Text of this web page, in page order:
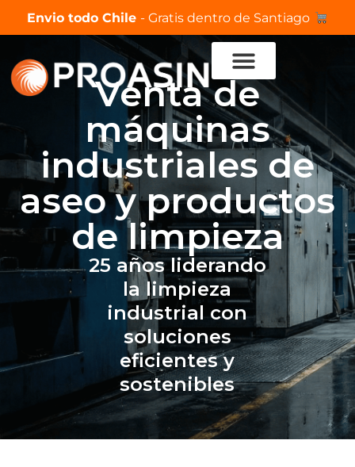
Envio todo Chile - Gratis dentro de Santiago
Venta de
máquinas
industriales de
aseo y productos
de limpieza
25 años liderando
la limpieza
industrial con
soluciones
eficientes y
sostenibles